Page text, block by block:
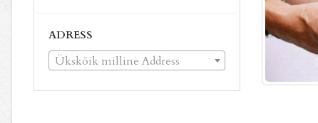
ADRESS
Ükskõik milline Address